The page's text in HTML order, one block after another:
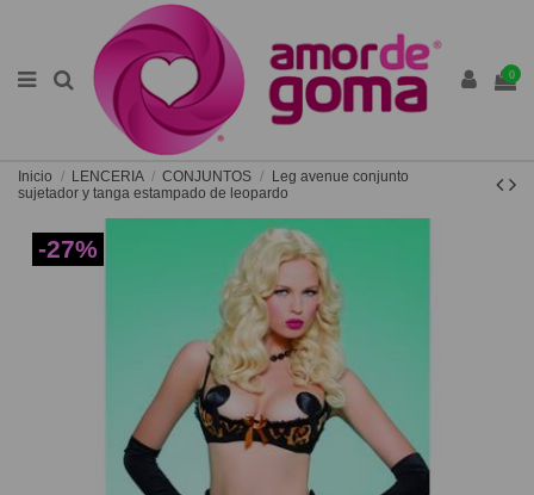
0
Inicio LENCERIA CONJUNTOS
Leg avenue conjunto
sujetador y tanga estampado de leopardo
-27%